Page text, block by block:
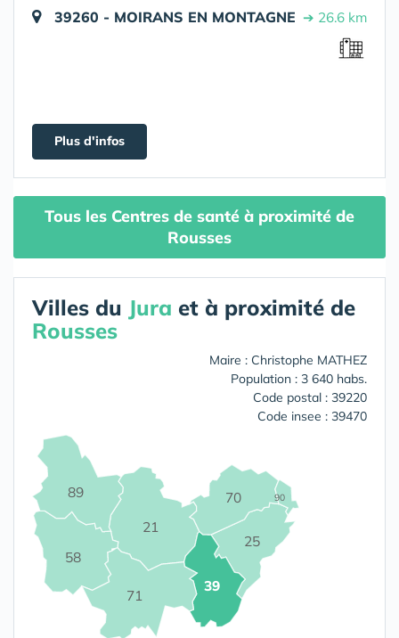
39260 - MOIRANS EN MONTAGNE ➔ 26.6 km
Plus d'infos
Tous les Centres de santé à proximité de
Rousses
Villes du Jura et à proximité de
Rousses
Maire : Christophe MATHEZ
Population : 3 640 habs.
Code postal : 39220
Code insee : 39470
21
25
39
58
70
71
89 90